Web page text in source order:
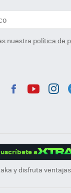
nuestra política de
a
y disfruta